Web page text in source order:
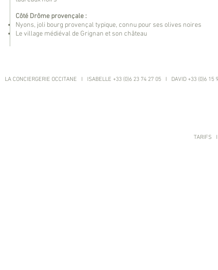
Côté Drôme provençale :
Nyons, joli bourg provençal typique, connu pour ses olives noires
Le village médiéval de Grignan et son château
LA CONCIERGERIE OCCITANE I ISABELLE +33 (0)6 23 74 27 05 I DAVID +33 (0)6
TARIFS I